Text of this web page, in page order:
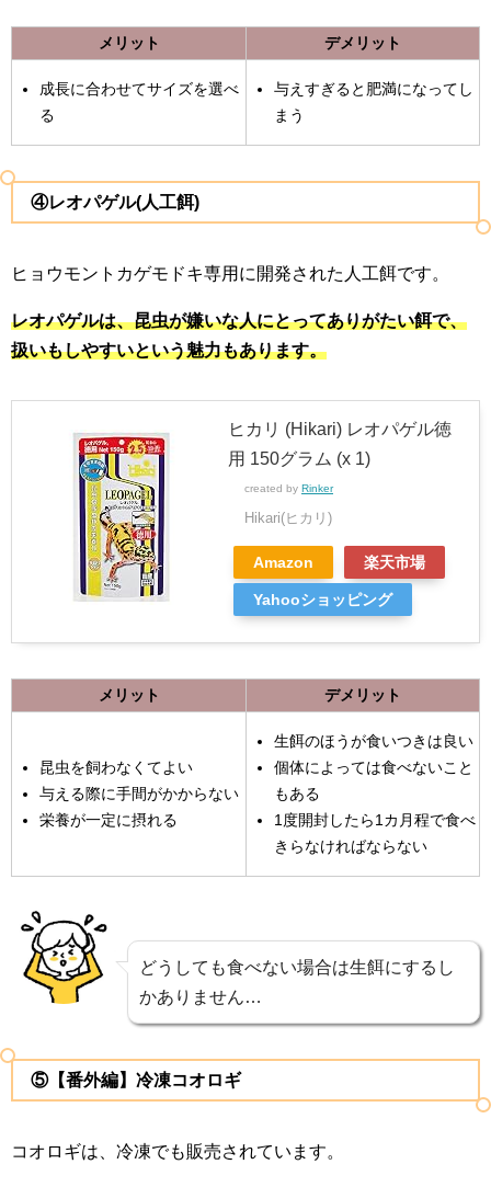
メリット デメリット
成長に合わせてサイズを選べ
る
与えすぎると肥満になってし
まう
④レオパゲル(人工餌)
ヒョウモントカゲモドキ専用に開発された人工餌です。
レオパゲルは、昆虫が嫌いな人にとってありがたい餌で、
扱いもしやすいという魅力もあります。
ヒカリ (Hikari) レオパゲル徳
用 150グラム (x 1)
created by Rinker
Hikari(ヒカリ)
Amazon 楽天市場
Yahooショッピング
メリット デメリット
昆虫を飼わなくてよい
与える際に手間がかからない
栄養が一定に摂れる
生餌のほうが食いつきは良い
個体によっては食べないこと
もある
1度開封したら1カ月程で食べ
きらなければならない
どうしても食べない場合は生餌にするし
かありません…
⑤【番外編】冷凍コオロギ
コオロギは、冷凍でも販売されています。